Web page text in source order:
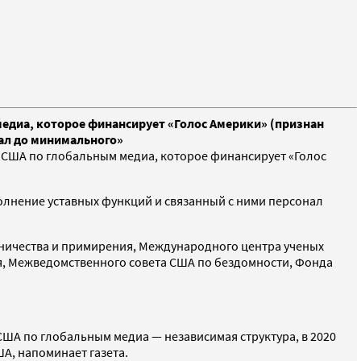
которое финансирует «Голос Америки» (признан
до минимального»
по глобальным медиа, которое финансирует «Голос
уставных функций и связанный с ними персонал
и примирения, Международного центра ученых
Межведомственного совета США по бездомности, Фонда
по глобальным медиа — независимая структура, в 2020
напоминает газета.